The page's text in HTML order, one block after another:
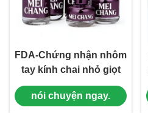
FDA-Chứng nhận nhôm
tay kính chai nhỏ giọt
tùy chỉnh cho dịch bột
& dầu chăm sóc da
nói chuyện ngay.